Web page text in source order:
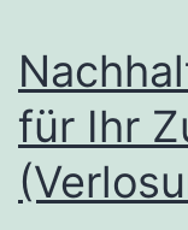
für Ihr